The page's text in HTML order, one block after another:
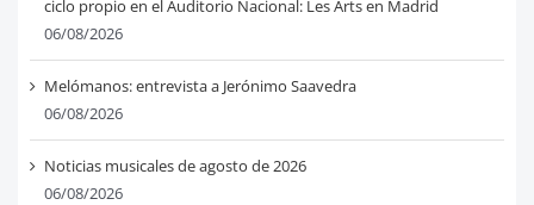
ciclo propio en el Auditorio Nacional: Les Arts en Madrid
06/08/2026
Melómanos: entrevista a Jerónimo Saavedra
06/08/2026
Noticias musicales de agosto de 2026
06/08/2026